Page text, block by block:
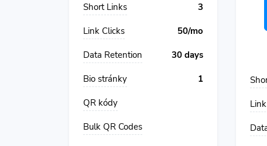
Short Links 3
Link Clicks 50/mo
Data Retention 30 days
Bio stránky 1
QR kódy
Bulk QR Codes